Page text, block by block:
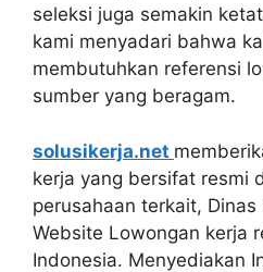
seleksi juga semakin
kami menyadari bahwa
membutuhkan referensi
sumber yang beragam.
solusikerja.net
kerja yang bersifat resmi
perusahaan terkait,
Website Lowongan kerja
Indonesia. Menyediakan